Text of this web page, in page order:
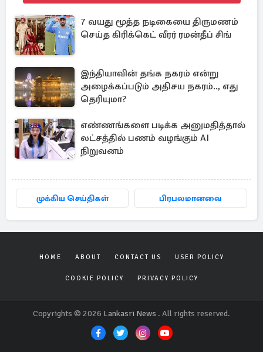
7 வயது மூத்த நடிகையை திருமணம்
செய்த கிரிக்கெட் வீரர் ரமன்தீப் சிங்
இந்தியாவின் தங்க நகரம் என்று
அழைக்கப்படும் அதிசய நகரம்.., எது
தெரியுமா?
எண்ணங்களை படிக்க அனுமதித்தால்
லட்சத்தில் பணம் வழங்கும் AI
நிறுவனம்
முக்கிய செய்திகள் பிரபலமானவை
HOME ABOUT CONTACT US USER POLICY
COOKIE POLICY PRIVACY POLICY
Copyrights © 2026 Lankasri News . All rights reserved.